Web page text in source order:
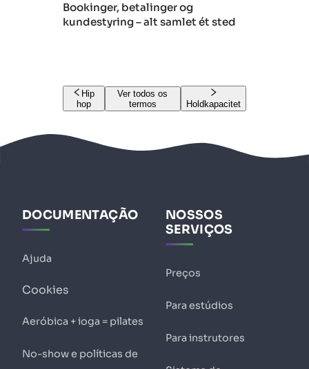
Bookinger, betalinger og
kundestyring – alt samlet ét sted
Hip
hop
Ver todos os
termos
Holdkapacitet
DOCUMENTAÇÃO
Ajuda
Cookies
Aeróbica + ioga = pilates
No-show e políticas de
NOSSOS
SERVIÇOS
Preços
Para estúdios
Para instrutores